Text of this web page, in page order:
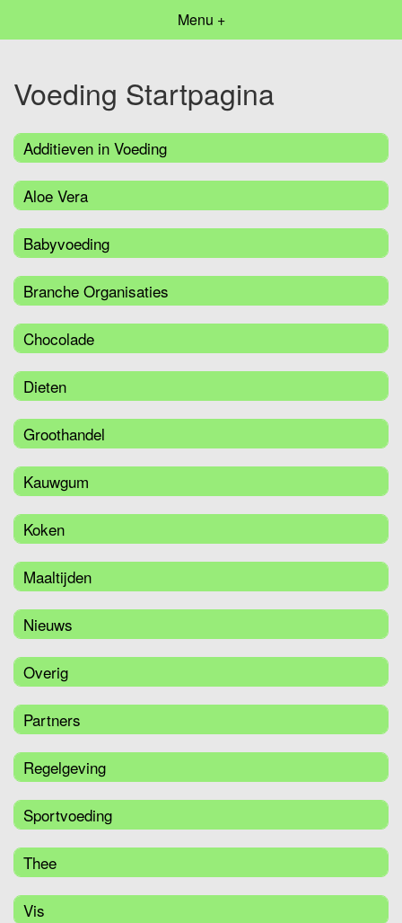
Menu +
Voeding Startpagina
Additieven in Voeding
Aloe Vera
Babyvoeding
Branche Organisaties
Chocolade
Dieten
Groothandel
Kauwgum
Koken
Maaltijden
Nieuws
Overig
Partners
Regelgeving
Sportvoeding
Thee
Vis